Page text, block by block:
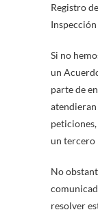
Registro
Si no
un
parte de
atendieran
un tercero
No
resolver